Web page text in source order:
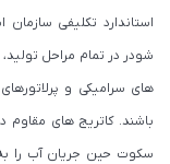
استاندارد تکلیفی سازمان
شودر در تمام مراحل
های سرامیکی و
باشند. کاتریج های مقاوم
سکوت حین جریان آب را